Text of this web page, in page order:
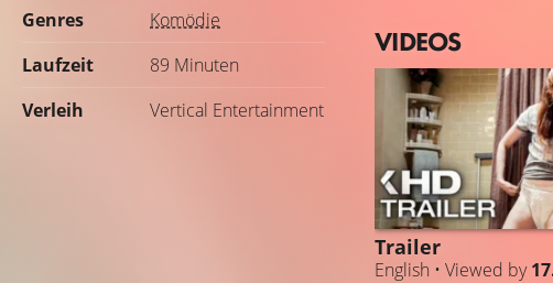
Genres
Komödie
Laufzeit
89 Minuten
Verleih
Vertical Entertainment
VIDEOS
Trailer
English • Viewed by